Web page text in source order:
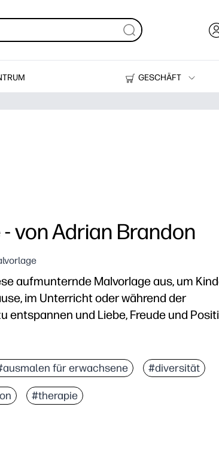
GESCHÄFT
Drucker
von Adrian Brandon
aufmunternde Malvorlage aus, um
im Unterricht oder während der
entspannen und Liebe, Freude und
fertig — einfach ausdrucken und
Gemüter — achtsames Färben
— stärkt die Feinmotorik, den Fokus
für erwachsene #diversität
#therapie